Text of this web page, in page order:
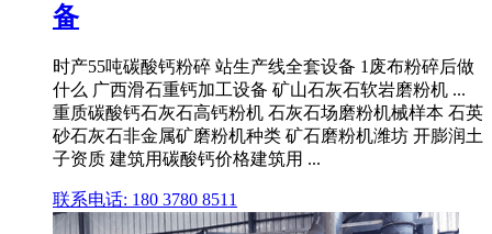
备
时产55吨碳酸钙粉碎 站生产线全套设备 1废布粉碎后做
什么 广西滑石重钙加工设备 矿山石灰石软岩磨粉机 ...
重质碳酸钙石灰石高钙粉机 石灰石场磨粉机械样本 石英
砂石灰石非金属矿磨粉机种类 矿石磨粉机潍坊 开膨润土
子资质 建筑用碳酸钙价格建筑用 ...
联系电话: 180 3780 8511